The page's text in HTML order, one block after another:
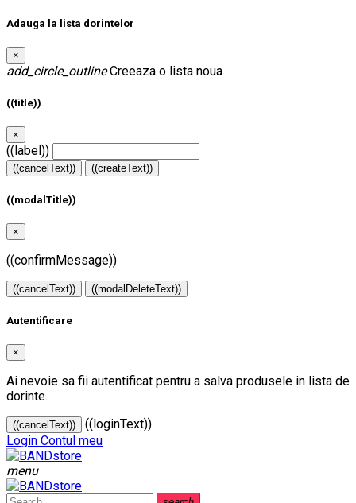
Adauga la lista dorintelor
×
add_circle_outlineCreeaza o lista noua
((title))
×
((label))
((cancelText)) ((createText))
((modalTitle))
×
((confirmMessage))
((cancelText)) ((modalDeleteText))
Autentificare
×
Ai nevoie sa fii autentificat pentru a salva produsele in lista de
dorinte.
((cancelText))
((loginText))
Login Contul meu
menu